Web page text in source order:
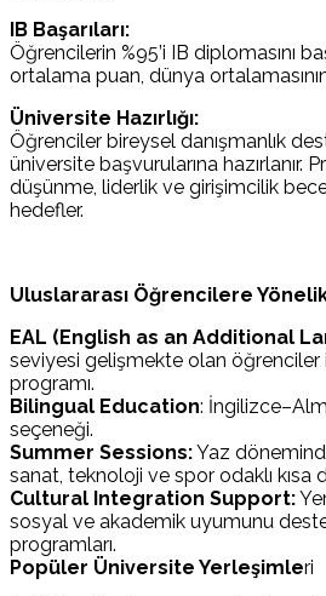
IB Başarıları:
Öğrencilerin %95’i IB diplomasını
ortalama puan, dünya
Üniversite Hazırlığı:
Öğrenciler bireysel danışmanlık
üniversite başvurularına hazırlanır.
düşünme, liderlik ve girişimcilik
hedefler.
Uluslararası Öğrencilere
EAL (English as an Additional
seviyesi gelişmekte olan
programı.
Bilingual Education:
seçeneği.
Summer Sessions:Yaz
sanat, teknoloji ve spor odaklı kısa
Cultural Integration Support:
sosyal ve akademik uyumunu
programları.
Popüler Üniversite Yerleşimleri